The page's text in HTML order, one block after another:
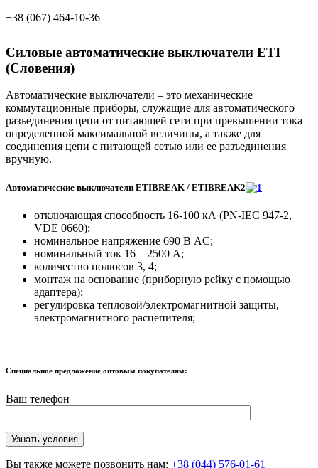
+38 (067) 464-10-36
Cиловые автоматические выключатели ETI
(Словения)
Автоматические выключатели – это механические
коммутационные приборы, служащие для aвтоматического
разъединения цепи от питающей сети при превышении тока
определенной максимальной величины, а также для
соединения цепи с питающей сетью или ее разъединения
вручную.
Автоматические выключатели ETIBREAK / ETIBREAK2
отключающая способность 16-100 кА (PN-IEC 947-2,
VDE 0660);
номинальное напряжение 690 В AC;
номинальный ток 16 – 2500 A;
количество полюсов 3, 4;
монтаж на основание (приборную рейку с помощью
адаптера);
регулировка тепловой/электромагнитной защиты,
электромагнитного расцепителя;
Специальное предложение оптовым покупателям:
Ваш телефон
Вы также можете позвонить нам: +38 (044) 576-01-61